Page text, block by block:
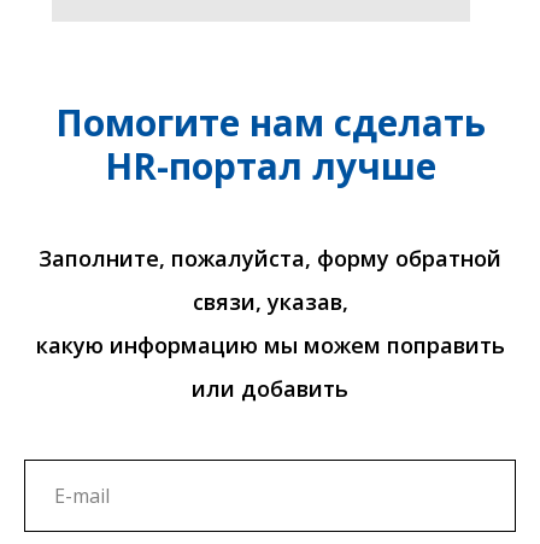
Помогите нам сделать
HR-портал лучше
Заполните, пожалуйста, форму обратной
связи, указав,
какую информацию мы можем поправить
или добавить